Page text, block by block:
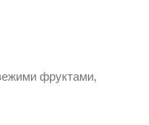
фруктами,